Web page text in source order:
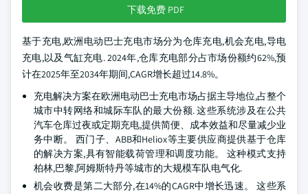
下载免费 PDF
基于充电,欧洲电动巴士充电市场分为仓库充电,机会充电,导电
充电,以及气缸充电. 2024年,仓库充电部分占市场份额约62%,预
计在2025年至2034年期间,CAGR增长超过14.8%。
充电解决方案在欧洲电动巴士充电市场占据主导地位,占整个
城市中转网络和城际车队的最大份额. 这些系统涉及在公共
汽车仓库过夜或定期充电,提供简便、成本效益和尽量减少业
务中断。 西门子、ABB和Heliox等主要供应商提供基于仓库
的解决方案,具有智能载荷管理和调度功能。 这种模式支持
柏林,巴黎,阿姆斯特丹等城市的大规模车队电气化.
机会收费是第二大部分,在14%的CAGR中增长迅速。 这些系